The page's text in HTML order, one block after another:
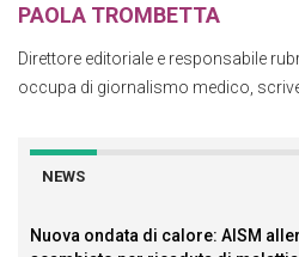
PAOLA TROMBETTA
Direttore editoriale e responsabile
occupa di giornalismo medico,
NEWS
Nuova ondata di calore: AISM